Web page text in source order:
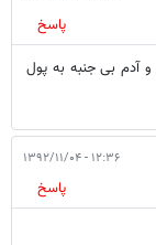
پاسخ
دوتا موضوع خوب داره۰ همه در برابر قانون مساویند۰۰۰ و آدم بی جنبه به پول
۱۲:۳۶ - ۱۳۹۲/۱۱/۰۴
پاسخ